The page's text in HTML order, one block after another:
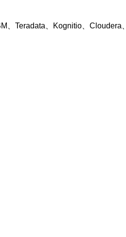
、Teradata、Kognitio、Cloudera、